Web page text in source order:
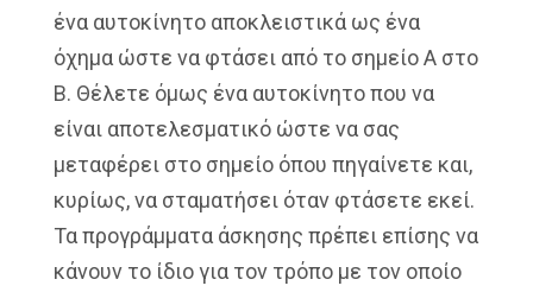
ένα αυτοκίνητο αποκλειστικά ως ένα
όχημα ώστε να φτάσει από το σημείο Α στο
Β. Θέλετε όμως ένα αυτοκίνητο που να
είναι αποτελεσματικό ώστε να σας
μεταφέρει στο σημείο όπου πηγαίνετε και,
κυρίως, να σταματήσει όταν φτάσετε εκεί.
Τα προγράμματα άσκησης πρέπει επίσης να
κάνουν το ίδιο για τον τρόπο με τον οποίο